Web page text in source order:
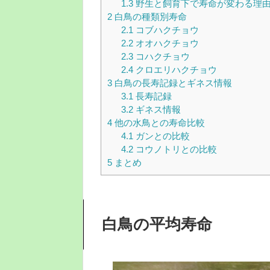
1.3野生と飼育下で寿命が変わる理
2 白鳥の種類別寿命
2.1 コブハクチョウ
2.2オオハクチョウ
2.3コハクチョウ
2.4クロエリハクチョウ
3 白鳥の長寿記録とギネス情報
3.1 長寿記録
3.2ギネス情報
4 他の水鳥との寿命比較
4.1 ガンとの比較
4.2コウノトリとの比較
5 まとめ
白鳥の平均寿命